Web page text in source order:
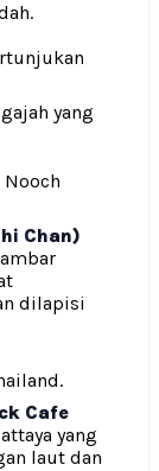
yang
Chan)
dilapisi
Cafe
yang
laut dan